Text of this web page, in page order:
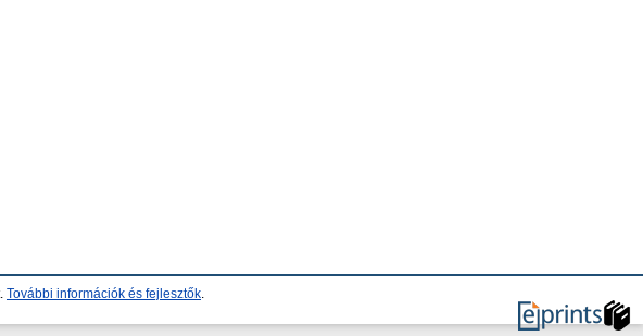
További információk és fejlesztők